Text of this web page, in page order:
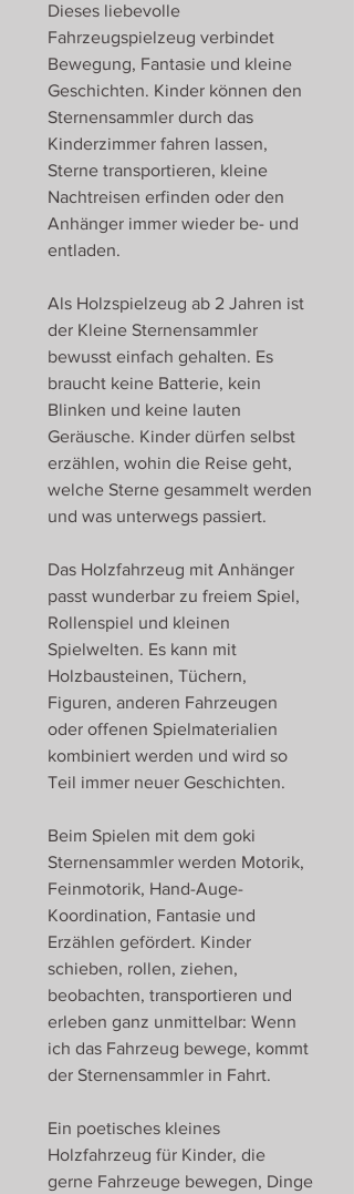
Dieses liebevolle
Fahrzeugspielzeug verbindet
Bewegung, Fantasie und kleine
Geschichten. Kinder können den
Sternensammler durch das
Kinderzimmer fahren lassen,
Sterne transportieren, kleine
Nachtreisen erfinden oder den
Anhänger immer wieder be- und
entladen.
Als Holzspielzeug ab 2 Jahren ist
der Kleine Sternensammler
bewusst einfach gehalten. Es
braucht keine Batterie, kein
Blinken und keine lauten
Geräusche. Kinder dürfen selbst
erzählen, wohin die Reise geht,
welche Sterne gesammelt werden
und was unterwegs passiert.
Das Holzfahrzeug mit Anhänger
passt wunderbar zu freiem Spiel,
Rollenspiel und kleinen
Spielwelten. Es kann mit
Holzbausteinen, Tüchern,
Figuren, anderen Fahrzeugen
oder offenen Spielmaterialien
kombiniert werden und wird so
Teil immer neuer Geschichten.
Beim Spielen mit dem goki
Sternensammler werden Motorik,
Feinmotorik, Hand-Auge-
Koordination, Fantasie und
Erzählen gefördert. Kinder
schieben, rollen, ziehen,
beobachten, transportieren und
erleben ganz unmittelbar: Wenn
ich das Fahrzeug bewege, kommt
der Sternensammler in Fahrt.
Ein poetisches kleines
Holzfahrzeug für Kinder, die
gerne Fahrzeuge bewegen, Dinge